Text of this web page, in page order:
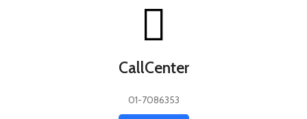
CallCenter
01-7086353